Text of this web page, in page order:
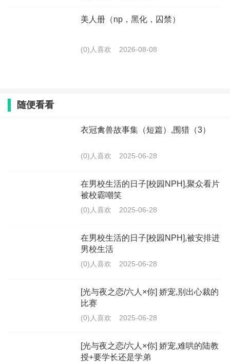
美人册（np，黑化，囚禁）
(0)人喜欢 2026-08-08
随便看看
衣冠禽兽故事集（短篇）,围猎（3）
(0)人喜欢 2025-06-28
在男校生活的日子[校园NPH],聚众看片
被校霸嘲笑
(0)人喜欢 2025-06-28
在男校生活的日子[校园NPH],被安排进
男校生活
(0)人喜欢 2025-06-28
[光与夜之恋/六人×你] 娇宠,别出心裁的
比赛
(0)人喜欢 2025-06-28
[光与夜之恋/六人×你] 娇宠,难哄的陆教
授+要学长还是学弟